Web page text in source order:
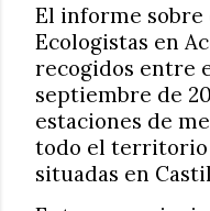
El informe sobre
Ecologistas en
recogidos entre
septiembre de
estaciones de
todo el territorio
situadas en